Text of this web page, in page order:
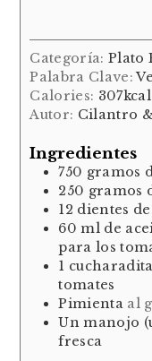
Categoría: Plato
Palabra Clave:
Calories: 307kcal
Autor: Cilantro
Ingredientes
750 gramos
250 gramos
12 dientes
60 ml de
para los
1 cucharadita
tomates
Pimienta al
Unmanojo
fresca